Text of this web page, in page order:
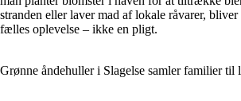
stranden eller laver mad af lokale råvarer, bliver
fælles oplevelse – ikke en pligt.
Grønne åndehuller i Slagelse samler familier til